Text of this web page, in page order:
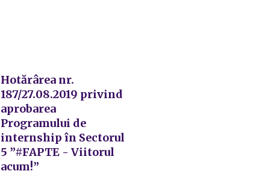
Hotărârea nr.
187/27.08.2019 privind
aprobarea
Programului de
internship în Sectorul
5 ”#FAPTE - Viitorul
acum!”